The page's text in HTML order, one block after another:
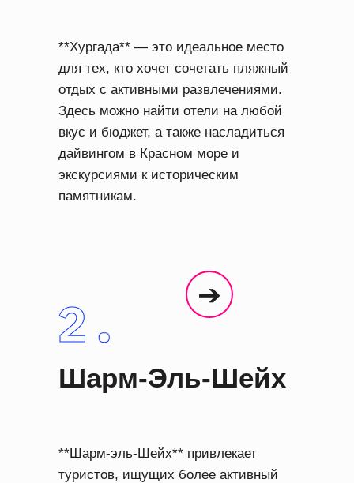
Шарм-Эль-Шейх
**Шарм-эль-Шейх** привлекает
туристов, ищущих более активный
**Хургада** — это идеальное место
для тех, кто хочет сочетать пляжный
отдых с активными развлечениями.
Здесь можно найти отели на любой
вкус и бюджет, а также насладиться
дайвингом в Красном море и
экскурсиями к историческим
памятникам.
➔